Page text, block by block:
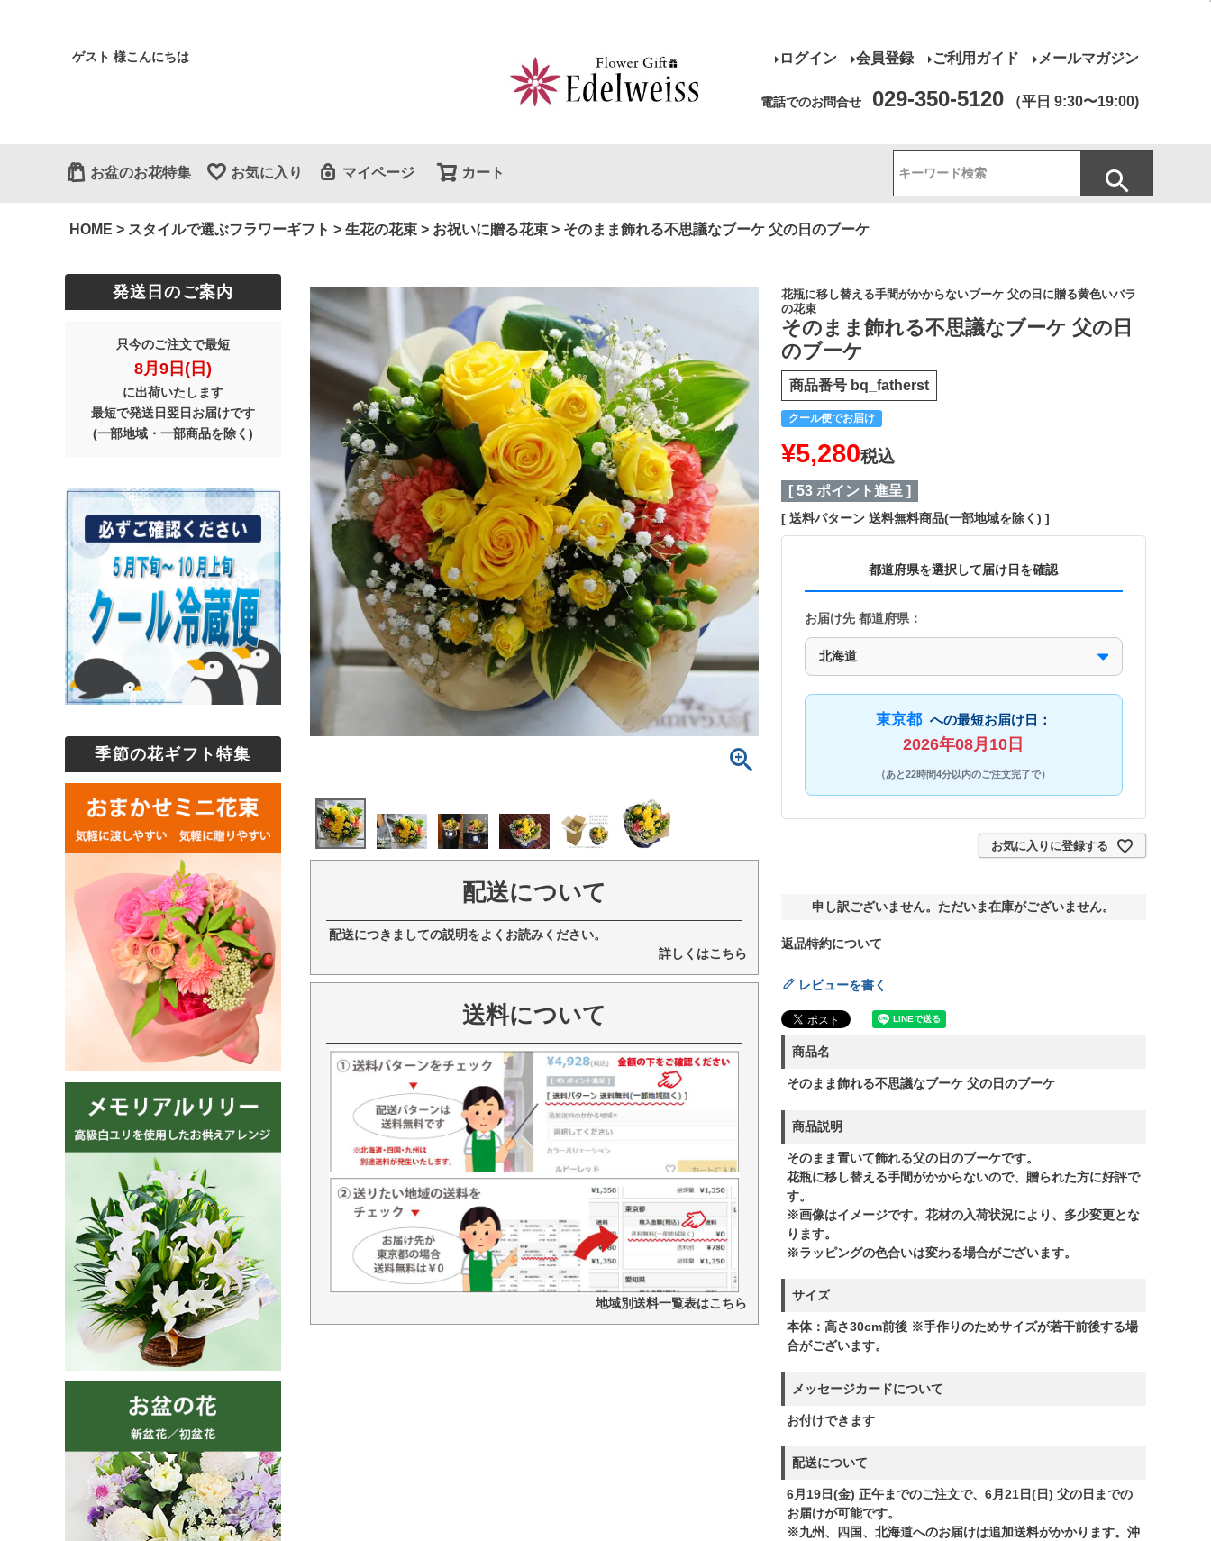
ゲスト 様こんにちは ログイン 会員登録 ご利用ガイド メールマガジン
電話でのお問合せ 029-350-5120 （平日 9:30〜19:00)
お盆のお花特集 お気に入り マイページ カート
HOME スタイルで選ぶフラワーギフト 生花の花束 お祝いに贈る花束 そのまま飾れる不思議なブーケ 父の日のブーケ
発送日のご案内
只今のご注文で最短
8月9日(日)
に出荷いたします
最短で発送日翌日お届けです
(一部地域・一部商品を除く)
季節の花ギフト特集
配送について
配送につきましての説明をよくお読みください。
詳しくはこちら
送料について
地域別送料一覧表はこちら
花瓶に移し替える手間がかからないブーケ 父の日に贈る黄色いバラ
の花束
そのまま飾れる不思議なブーケ 父の日
のブーケ
商品番号 bq_fatherst
クール便でお届け
¥5,280税込
[ 53 ポイント進呈 ]
送料パターン 送料無料商品(一部地域を除く)
都道府県を選択して届け日を確認
お届け先 都道府県：
東京都 への最短お届け日：
2026年08月10日
（あと22時間4分以内のご注文完了で）
お気に入りに登録する
申し訳ございません。ただいま在庫がございません。
返品特約について
レビューを書く
商品名
そのまま飾れる不思議なブーケ 父の日のブーケ
商品説明
そのまま置いて飾れる父の日のブーケです。
花瓶に移し替える手間がかからないので、贈られた方に好評で
す。
※画像はイメージです。花材の入荷状況により、多少変更とな
ります。
※ラッピングの色合いは変わる場合がございます。
サイズ
本体：高さ30cm前後 ※手作りのためサイズが若干前後する場
合がございます。
メッセージカードについて
お付けできます
配送について
6月19日(金) 正午までのご注文で、6月21日(日) 父の日までの
お届けが可能です。
※九州、四国、北海道へのお届けは追加送料がかかります。沖